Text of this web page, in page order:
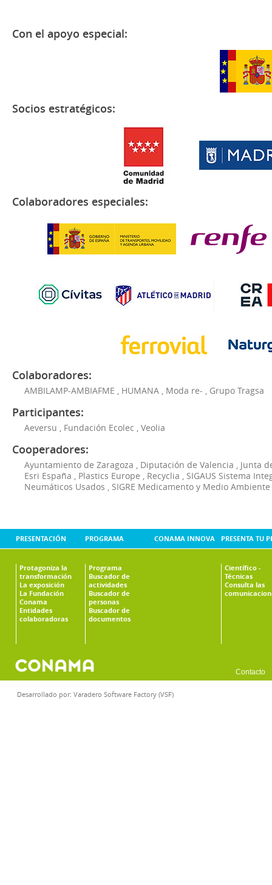
Con el apoyo especial:
Socios estratégicos:
Colaboradores especiales:
Colaboradores:
AMBILAMP-AMBIAFME , HUMANA , Moda re- , Grupo Tragsa
Participantes:
Aeversu , Fundación Ecolec , Veolia
Cooperadores:
Ayuntamiento de Zaragoza , Diputación de Valencia , Junta
Esri España , Plastics Europe , Recyclia , SIGAUS Sistema
Neumáticos Usados , SIGRE Medicamento y Medio Ambiente
PRESENTACIÓN
Protagoniza la
transformación
La exposición
La Fundación
Conama
Entidades
colaboradoras
PROGRAMA
Programa
Buscador de
actividades
Buscador de
personas
Buscador de
documentos
CONAMA INNOVA PRESENTA TU
Científico -
Técnicas
Consulta las
Contacto
Desarrollado por: Varadero Software Factory (VSF)